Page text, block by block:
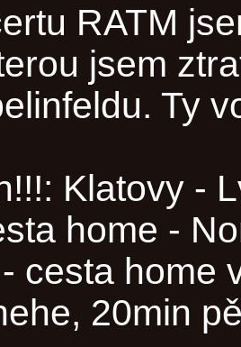
RATM
jsem
Ty
Klatovy -
home -
cesta home
20min